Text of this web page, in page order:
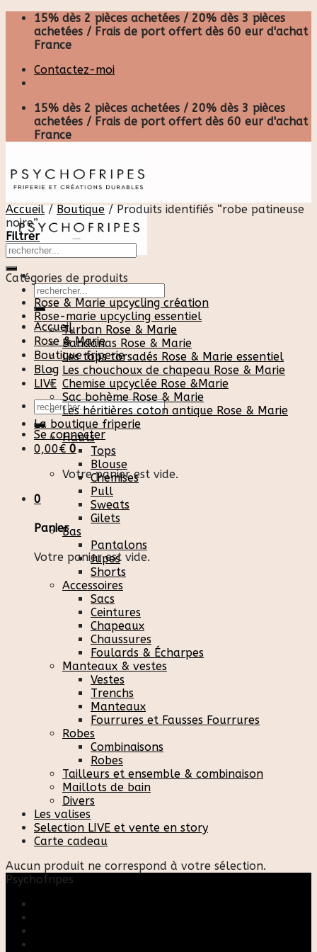
Skip
content
15% dès 2 pièces achetées / 20% dès 3 pièces
achetées / Frais de port offert dès 60 eur d'achat
France
Contactez-moi
15% dès 2 pièces achetées / 20% dès 3 pièces
achetées / Frais de port offert dès 60 eur d'achat
France
Recherche
pour :
Accueil
Rose & Marie
Boutique friperie
Blog
LIVE
Recherche
pour :
Se connecter
0,00€ 0
Votre panier est vide.
0
Panier
Votre panier est vide.
Accueil / Boutique /Produits identifiés “robe patineuse
noire”
Filtrer
Catégories de produits
Rose & Marie upcycling création
Rose-marie upcycling essentiel
Turban Rose & Marie
Bandanas Rose & Marie
Les tops torsadés Rose & Marie essentiel
Les chouchoux de chapeau Rose & Marie
Chemise upcyclée Rose &Marie
Sac bohème Rose & Marie
Les héritières coton antique Rose & Marie
La boutique friperie
Hauts
Tops
Blouse
Chemises
Pull
Sweats
Gilets
Bas
Pantalons
Jupes
Shorts
Accessoires
Sacs
Ceintures
Chapeaux
Chaussures
Foulards & Écharpes
Manteaux & vestes
Vestes
Trenchs
Manteaux
Fourrures et Fausses Fourrures
Robes
Combinaisons
Robes
Tailleurs et ensemble & combinaison
Maillots de bain
Divers
Les valises
Selection LIVE et vente en story
Carte cadeau
Aucun produit ne correspond à votre sélection.
Psychofripes